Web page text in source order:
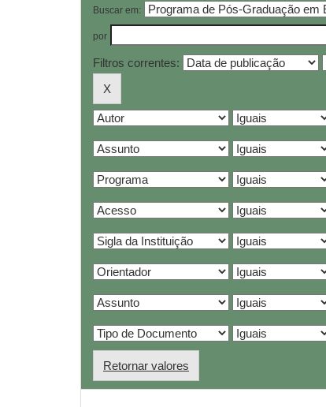
Buscar em:
por
Filtros correntes:
Retornar valores